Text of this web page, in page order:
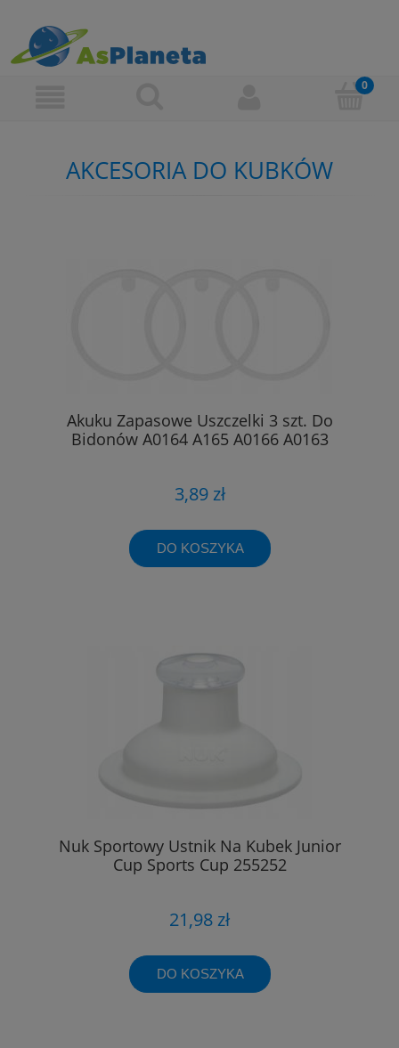
AKCESORIA DO KUBKÓW
Akuku Zapasowe Uszczelki 3 szt. Do
Bidonów A0164 A165 A0166 A0163
3,89 zł
DO KOSZYKA
Nuk Sportowy Ustnik Na Kubek Junior
Cup Sports Cup 255252
21,98 zł
DO KOSZYKA